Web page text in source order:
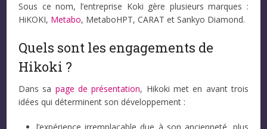
Sous ce nom, l’entreprise Koki gère plusieurs marques :
HiKOKI, Metabo, MetaboHPT, CARAT et Sankyo Diamond.
Quels sont les engagements de
Hikoki ?
Dans sa page de présentation, Hikoki met en avant trois
idées qui déterminent son développement :